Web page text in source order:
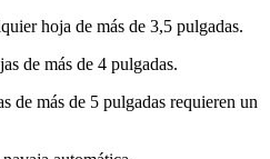
hoja de más de 3,5 pulgadas.
de más de 4 pulgadas.
de más de 5 pulgadas requieren un